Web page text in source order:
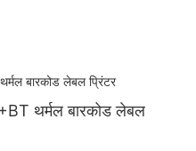
थर्मल बारकोड लेबल